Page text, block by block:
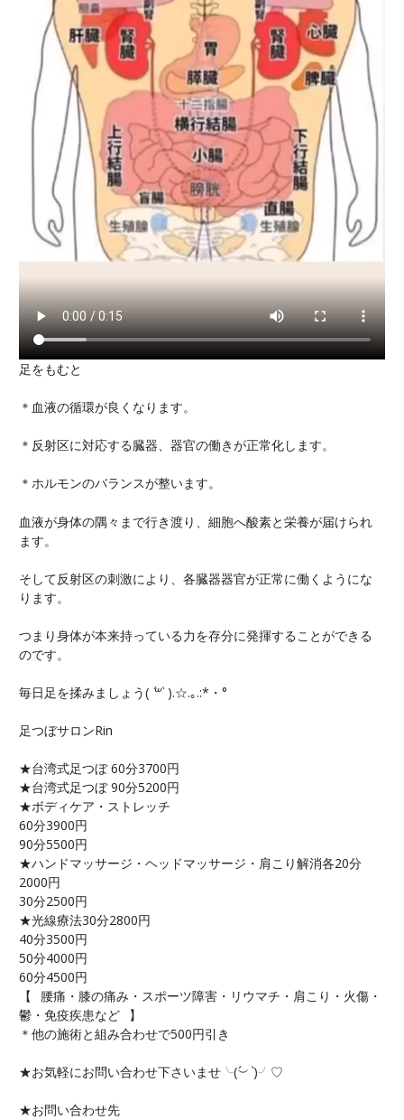
足をもむと
＊血液の循環が良くなります。
＊反射区に対応する臓器、器官の働きが正常化します。
＊ホルモンのバランスが整います。
血液が身体の隅々まで行き渡り、細胞へ酸素と栄養が届けられ
ます。
そして反射区の刺激により、各臓器器官が正常に働くようにな
ります。
つまり身体が本来持っている力を存分に発揮することができる
のです。
毎日足を揉みましょう( ´꒳`).☆.｡.:*・°
足つぼサロンRin
★台湾式足つぼ 60分3700円
★台湾式足つぼ 90分5200円
★ボディケア・ストレッチ
60分3900円
90分5500円
★ハンドマッサージ・ヘッドマッサージ・肩こり解消各20分
2000円
30分2500円
★光線療法30分2800円
40分3500円
50分4000円
60分4500円
【⠀腰痛・膝の痛み・スポーツ障害・リウマチ・肩こり・火傷・
鬱・免疫疾患など⠀】
＊他の施術と組み合わせで500円引き
★お気軽にお問い合わせ下さいませ╰(︶ `)╯♡
★お問い合わせ先